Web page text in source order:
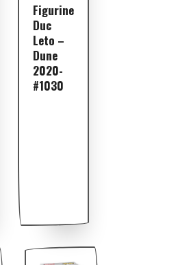
Figurine
Duc
Leto –
Dune
2020-
#1030